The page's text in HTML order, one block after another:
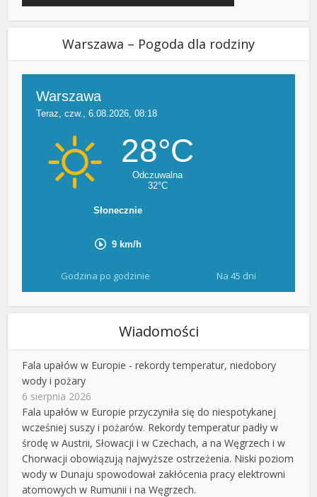
Warszawa – Pogoda dla rodziny
Godzina po godzinie Na 45 dni
Wiadomości
Fala upałów w Europie - rekordy temperatur, niedobory
wody i pożary
6 sierpnia 2026
Fala upałów w Europie przyczyniła się do niespotykanej
wcześniej suszy i pożarów. Rekordy temperatur padły w
środę w Austrii, Słowacji i w Czechach, a na Węgrzech i w
Chorwacji obowiązują najwyższe ostrzeżenia. Niski poziom
wody w Dunaju spowodował zakłócenia pracy elektrowni
atomowych w Rumunii i na Węgrzech.